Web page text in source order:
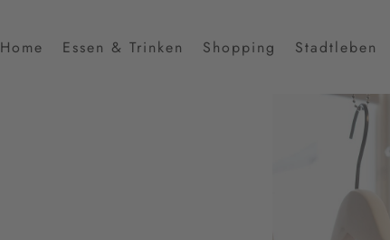
Home Essen & Trinken Shopping Stadtleben